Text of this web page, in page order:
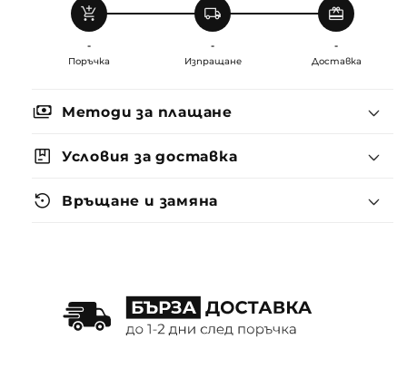
add_shopping_cart
-
Поръчка
local_shipping
-
Изпращане
redeem
-
Доставка
payments Методи за плащане
package Условия за доставка
settings_backup_restore Връщане и замяна